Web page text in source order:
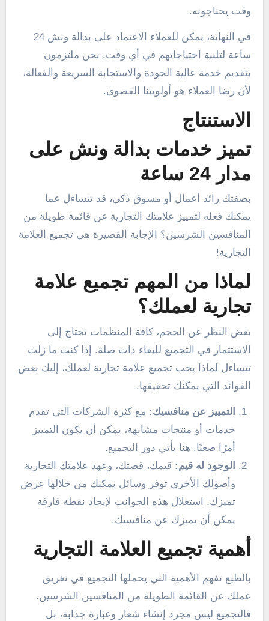
وقت يحتاجونه.
في النهاية، يمكن للعملاء الاعتماد على بدالة ونش 24
ساعة لتلبية احتياجاتهم في أي وقت. نحن ملتزمون
بتقديم خدمة عالية الجودة والاستجابة السريعة والفعالة،
لأن رضا العملاء هو أولويتنا القصوى.
الاستنتاج
تميز خدمات بدالة ونش على
مدار 24 ساعة
بصفتك رائد أعمال أو مسوق ذكي، قد تتساءل عما
يمكنك فعله لتمييز علامتك التجارية عن قائمة طويلة من
المنافسين الشرسين؟ الإجابة القصيرة هي تجميع العلامة
التجارية!
لماذا من المهم تجميع علامة
تجارية لعملك؟
بغض النظر عن الحجم، كافة المنظمات تحتاج إلى
الاستثمار في التجميع للبقاء ذات صلة. إذا كنت ما زلت
تتساءل لماذا يجب تجميع علامة تجارية لعملك، إليك بعض
الفوائد التي يمكنك تحقيقها.
التمييز عن منافسيك: مع كثرة الشركات التي تقدم
خدمات أو منتجات مشابهة، يمكن أن يكون التمييز
أمرًا صعبًا. هنا يأتي دور التجميع.
الوجود له قيم: قيمك، قصتك، وعهد علامتك التجارية
وأصولك الأخرى توفر وسائل يمكنك من خلالها عرض
تميزك. استغلال هذه الجوانب لإيجاد نقطة فارقة
يمكن أن يميزك عن منافسيك.
أهمية تجميع العلامة التجارية
بالطبع تفهم الأهمية التي يحملها التجميع في تفريق
عملك عن القائمة الطويلة من المنافسين الشرسين.
فالتجميع ليس مجرد إنشاء شعار وعبارة جذابة، بل